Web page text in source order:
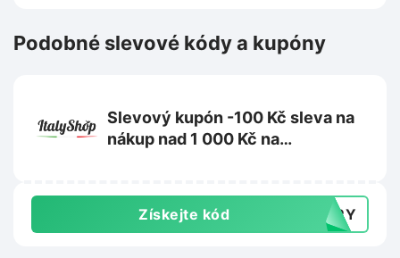
Podobné slevové kódy a kupóny
Slevový kupón -100 Kč sleva na
nákup nad 1 000 Kč na
Získejte kód TERY